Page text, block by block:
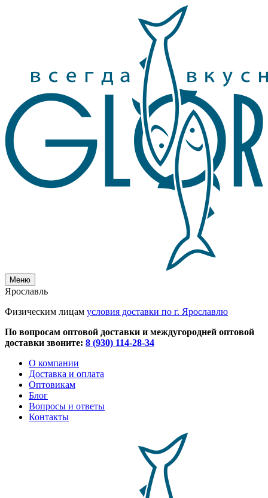
Меню
Ярославль
Физическим лицам условия доставки по г. Ярославлю
По вопросам оптовой доставки и междугородней оптовой
доставки звоните: 8 (930) 114-28-34
О компании
Доставка и оплата
Оптовикам
Блог
Вопросы и ответы
Контакты